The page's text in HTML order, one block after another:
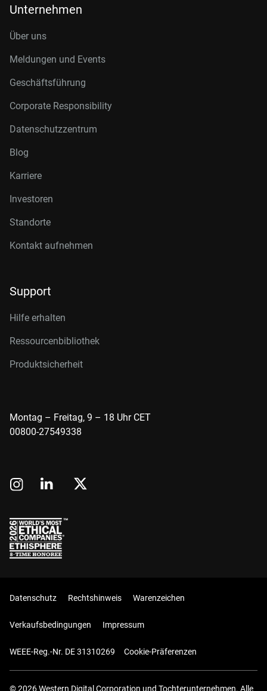
Unternehmen
Über uns
Meldungen und Events
Geschäftsführung
Corporate Responsibility
Datenschutzzentrum
Blog
Karriere
Investoren
Standorte
Kontakt aufnehmen
Support
Hilfe erhalten
Ressourcenbibliothek
Produktsicherheit
Montag – Freitag, 9 – 18 Uhr CET
00800-27549338
Datenschutz Rechtshinweis Warenzeichen
Verkaufsbedingungen Impressum
WEEE-Reg.-Nr. DE 31310269 Cookie-Präferenzen
© 2026 Western Digital Corporation und Tochterunternehmen. Alle